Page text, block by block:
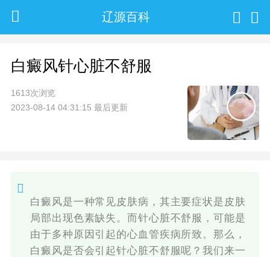
辽源百科
白癜风针心脏不舒服
1613次浏览
2023-08-14 04:31:15 最后更新
白癜风是一种常见皮肤病，其主要症状是皮肤
局部出现色素缺失。而针心脏不舒服，可能是
由于多种原因引起的心血管疾病所致。那么，
白癜风是否会引起针心脏不舒服呢？我们来一